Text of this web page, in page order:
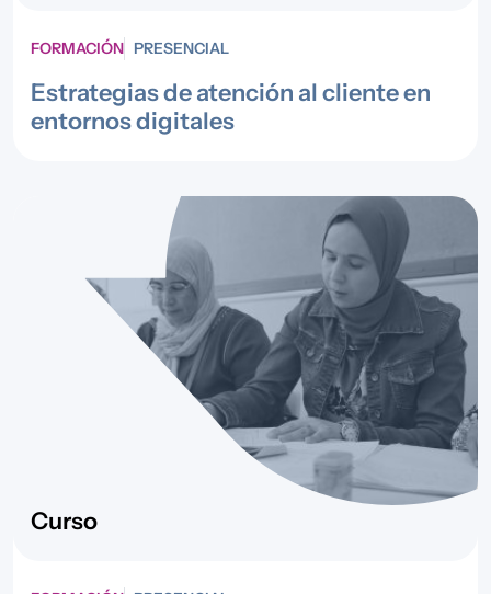
FORMACIÓN PRESENCIAL
Estrategias de atención al cliente en
entornos digitales
Curso